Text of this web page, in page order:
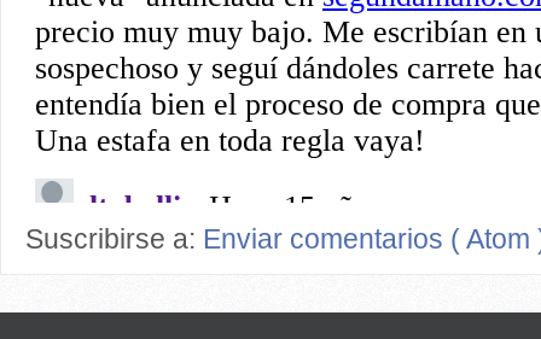
Suscribirse a: Enviar comentarios ( Atom